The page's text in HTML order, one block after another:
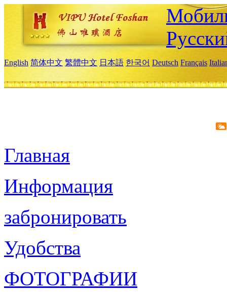
English 简体中文 繁體中文 日本語 한국어 Deutsch Français
Главная
Информация
забронировать
Удобства
ФОТОГРАФИИ